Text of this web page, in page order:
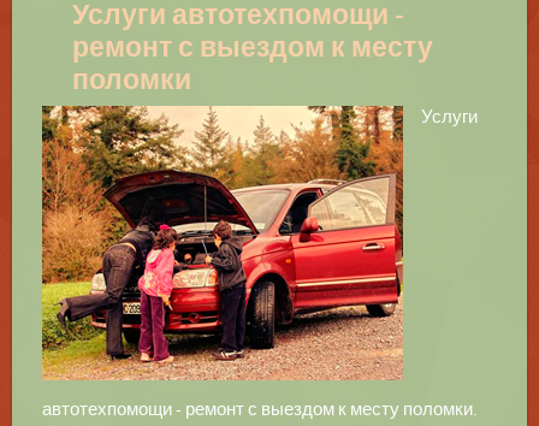
Услуги автотехпомощи -
ремонт с выездом к месту
поломки
Услуги
автотехпомощи - ремонт с выездом к месту поломки.